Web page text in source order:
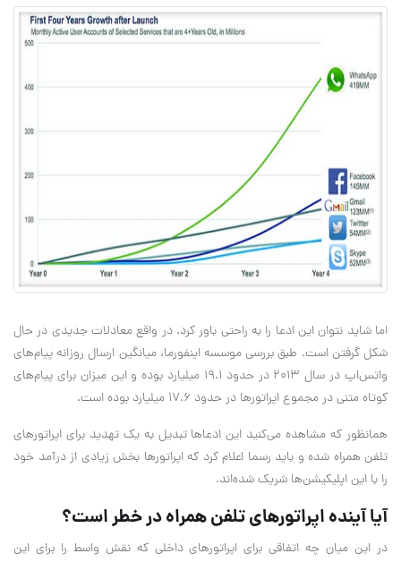
اما شاید نتوان این ادعا را به راحتی باور کرد. در واقع معادلات جدیدی در حال
شکل گرفتن است. طبق بررسی موسسه اینفورما، میانگین ارسال روزانه پیام‌های
واتس‌اپ در سال 2013 در حدود 19.1 میلیارد بوده و این میزان برای پیام‌های
کوتاه متنی در مجموع اپراتور‌ها در حدود 17.6 میلیارد بوده است.
همانظور که مشاهده می‌کنید این ادعا‌ها تبدیل به یک تهدید برای اپراتورهای
تلفن همراه شده و باید رسما اعلام کرد که اپراتور‌ها بخش زیادی از درآمد خود
را با این اپلیکیشن‌ها شریک شده‌اند.
آیا آینده اپراتورهای تلفن همراه در خطر است؟
در این میان چه اتفاقی برای اپراتورهای داخلی که نقش واسط را برای این